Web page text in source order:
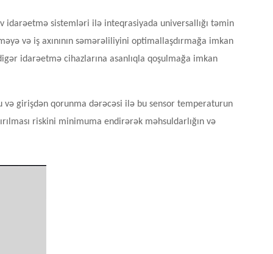
idarəetmə sistemləri ilə inteqrasiyada universallığı təmin
və iş axınının səmərəliliyini optimallaşdırmağa imkan
idarəetmə cihazlarına asanlıqla qoşulmağa imkan
və girişdən qorunma dərəcəsi ilə bu sensor temperaturun
riskini minimuma endirərək məhsuldarlığın və